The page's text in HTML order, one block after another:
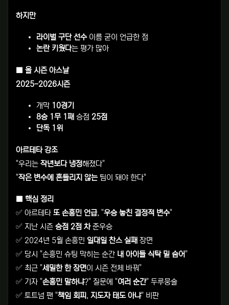
하지만
라이벌 구단 선수이름 굳이 언급한 점
논란 키웠다는 평가 많아
■ 올 시즌 아스날
2025-2026시즌
개막 10경기
8승 1무 1패 승점 25점
단독 1위
아르테타 강조
"우리는 작년보다 냉정해졌다"
"작은 변수에 흔들리지 않는팀이 돼야 한다"
■ 핵심 정리
✅ 아르테타 또 손흥민 언급, "우승 놓친 결정적 변수"
✅ 지난 시즌 승점 2점 차준우승
✅ 2024년 5월 손흥민 일대일 찬스 실패 장면
✅ 당시 "손흥민 슈팅 막히는 순간 내 아이들 식탁 밑 숨어"
✅ 최근 "세밀한 한 장면이 시즌 전체 바꿔"
✅ 기자 "손흥민 말하냐?" 질문에 "여러 순간" 두루뭉술
✅ 토트넘 팬 "책임 회피, 지도자 태도 아냐" 비판